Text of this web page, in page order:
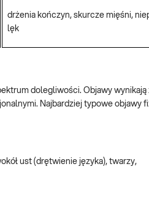
drżenia kończyn, skurcze mięśni,
lęk
dolegliwości. Objawy wynikają
Najbardziej typowe objawy
ust (drętwienie języka), twarzy,